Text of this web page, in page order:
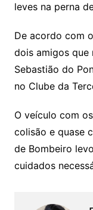
leves na perna
De acordo com
dois amigos que
Sebastião do
no Clube da
O veículo com
colisão e quase
de Bombeiro
cuidados